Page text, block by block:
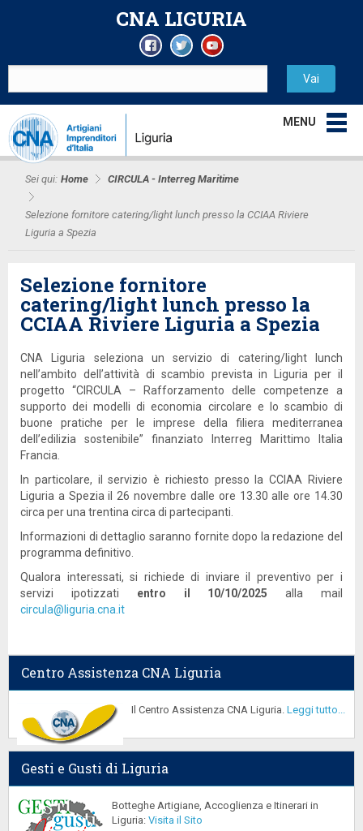
CNA LIGURIA
MENU
Sei qui: Home CIRCULA - Interreg Maritime
Selezione fornitore catering/light lunch presso la CCIAA Riviere
Liguria a Spezia
Selezione fornitore
catering/light lunch presso la
CCIAA Riviere Liguria a Spezia
CNA Liguria seleziona un servizio di catering/light lunch
nell’ambito dell’attività di scambio prevista in Liguria per il
progetto “CIRCULA – Rafforzamento delle competenze a
supporto dei modelli di economia circolare e lo scambio di
buone pratiche per le imprese della filiera mediterranea
dell’edilizia sostenibile” finanziato Interreg Marittimo Italia
Francia.
In particolare, il servizio è richiesto presso la CCIAA Riviere
Liguria a Spezia il 26 novembre dalle ore 13.30 alle ore 14.30
circa per una trentina circa di partecipanti.
Informazioni di dettaglio saranno fornite dopo la redazione del
programma definitivo.
Qualora interessati, si richiede di inviare il preventivo per i
servizi ipotizzati entro il 10/10/2025 alla mail
circula@liguria.cna.it
Centro Assistenza CNA Liguria
Il Centro Assistenza CNA Liguria. Leggi tutto...
Gesti e Gusti di Liguria
Botteghe Artigiane, Accoglienza e Itinerari in
Liguria: Visita il Sito